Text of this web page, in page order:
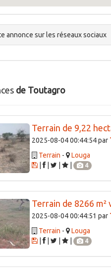
annonce sur les réseaux sociaux
de Toutagro
Terrain de 9,22
2025-08-04 00:44:54 par
Terrain -
Louga
|
4
Terrain de 8266
2025-08-04 00:44:51 par
Terrain -
Louga
|
4